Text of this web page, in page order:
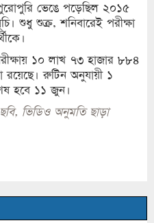
ভেঙে পড়েছিল ২০১৫
শুধু শুক্র, শনিবারেই পরীক্ষা
১০ লাখ ৭৩ হাজার ৮৮৪
রয়েছে। রুটিন অনুযায়ী ১
হবে ১১ জুন।
ভিডিও অনুমতি ছাড়া